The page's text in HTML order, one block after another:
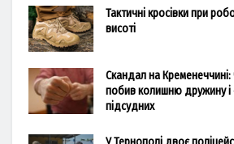
Тактичні кросівки при
висоті
Скандал на Кременеччині:
побив колишню дружину і
підсудних